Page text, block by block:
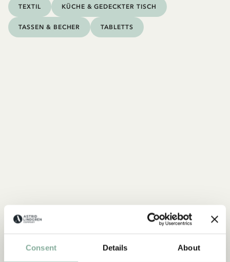
Consent Details About
TEXTIL KÜCHE & GEDECKTER TISCH
TASSEN & BECHER TABLETTS
MICHEL AUS LÖNNEBERGA